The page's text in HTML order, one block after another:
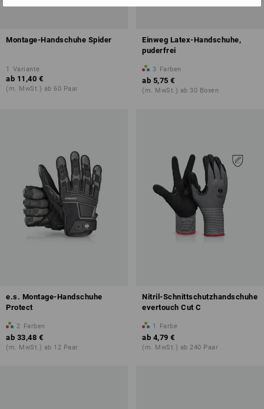
Montage-Handschuhe Spider
1 Variante
ab 11,40 €
(m. MwSt.) ab 60 Paar
Einweg Latex-Handschuhe,
puderfrei
3 Farben
ab 5,75 €
(m. MwSt.) ab 30 Boxen
e.s. Montage-Handschuhe
Protect
2 Farben
ab 33,48 €
(m. MwSt.) ab 12 Paar
Nitril-Schnittschutzhandschuhe
evertouch Cut C
1 Farbe
ab 4,79 €
(m. MwSt.) ab 240 Paar